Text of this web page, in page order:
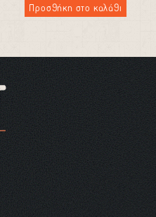
Προσθήκη στο καλάθι